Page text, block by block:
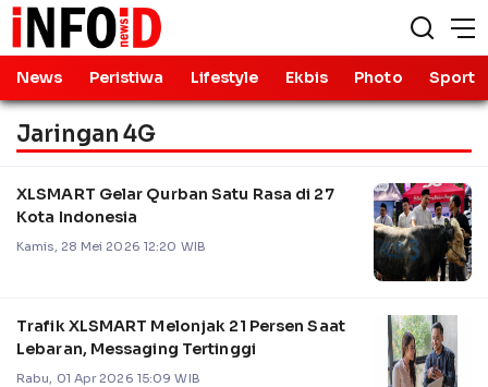
News Peristiwa Lifestyle Ekbis Photo Sport
Jaringan 4G
XLSMART Gelar Qurban Satu Rasa di 27
Kota Indonesia
Kamis, 28 Mei 2026 12:20 WIB
Trafik XLSMART Melonjak 21 Persen Saat
Lebaran, Messaging Tertinggi
Rabu, 01 Apr 2026 15:09 WIB